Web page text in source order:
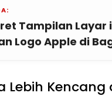
Tampilan Layar
Logo Apple di
Lebih Kencang